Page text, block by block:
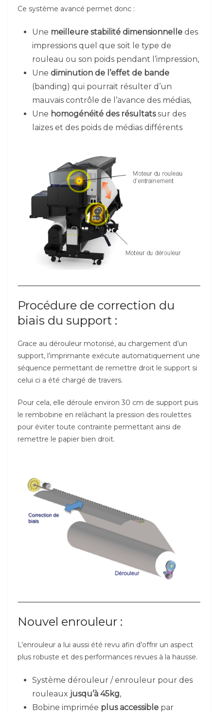
Ce système avancé permet donc :
Une meilleure stabilité dimensionnelle des
impressions quel que soit le type de
rouleau ou son poids pendant l’impression,
Une diminution de l’effet de bande
(banding) qui pourrait résulter d’un
mauvais contrôle de l’avance des médias,
Une homogénéité des résultatssur des
laizes et des poids de médias différents
Procédure de correction du
biais du support :
Grace au dérouleur motorisé, au chargement d’un
support, l’imprimante exécute automatiquement une
séquence permettant de remettre droit le support si
celui ci a été chargé de travers.
Pour cela, elle déroule environ 30 cm de support puis
le rembobine en relâchant la pression des roulettes
pour éviter toute contrainte permettant ainsi de
remettre le papier bien droit.
Nouvel enrouleur :
L’enrouleur a lui aussi été revu afin d’offrir un aspect
plus robuste et des performances revues à la hausse.
Système dérouleur / enrouleur pour des
rouleaux jusqu’à 45kg,
Bobine imprimée plus accessible par